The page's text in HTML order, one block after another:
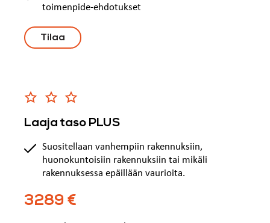
toimenpide-ehdotukset
Tilaa
Laaja taso PLUS
Suositellaan vanhempiin rakennuksiin,
huonokuntoisiin rakennuksiin tai mikäli
rakennuksessa epäillään vaurioita.
3289 €